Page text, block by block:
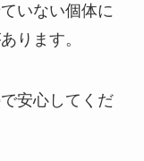
いない個体に
ります。
安心してくだ